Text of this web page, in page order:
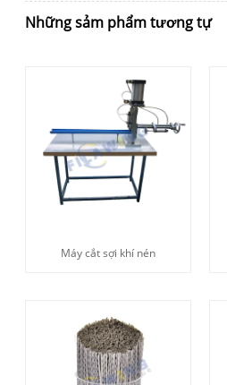
Những sảm phẩm tương tự
Máy cắt sợi khí nén